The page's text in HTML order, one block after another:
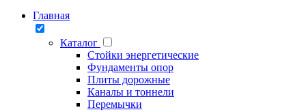
Главная
Каталог
Стойки энергетические
Фундаменты опор
Плиты дорожные
Каналы и тоннели
Перемычки